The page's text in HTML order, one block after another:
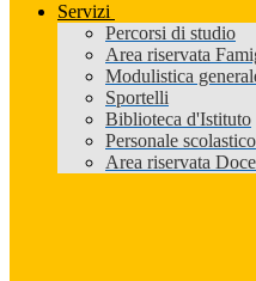
Servizi
Percorsi di studio
Area riservata
Modulistica
Sportelli
Biblioteca d'Istituto
Personale scolastico
Area riservata